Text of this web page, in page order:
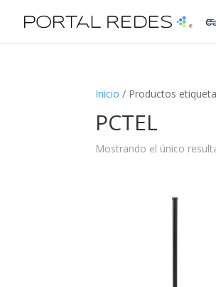
a
Inicio / Productos
PCTEL
Mostrando el único